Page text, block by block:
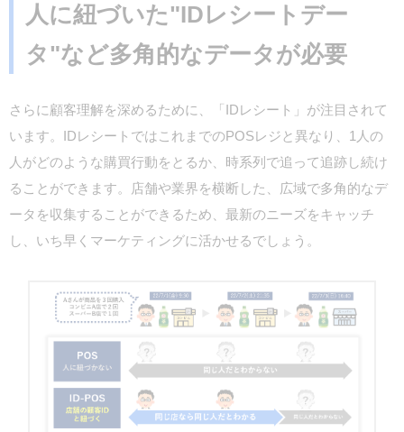
人に紐づいた"IDレシートデー
タ"など多角的なデータが必要
さらに顧客理解を深めるために、「IDレシート」が注目されて
います。IDレシートではこれまでのPOSレジと異なり、1人の
人がどのような購買行動をとるか、時系列で追って追跡し続け
ることができます。店舗や業界を横断した、広域で多角的なデ
ータを収集することができるため、最新のニーズをキャッチ
し、いち早くマーケティングに活かせるでしょう。